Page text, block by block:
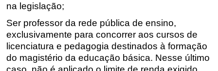
na legislação;
Ser professor da rede pública de ensino,
exclusivamente para concorrer aos cursos de
licenciatura e pedagogia destinados à formação
do magistério da educação básica. Nesse último